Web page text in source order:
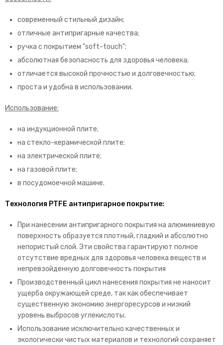
современный стильный дизайн;
отличные антипригарные качества;
ручка с покрытием "soft-touch";
абсолютная безопасность для здоровья человека;
отличается высокой прочностью и долговечностью;
проста и удобна в использовании.
Использование:
на индукционной плите;
на стекло-керамической плите;
на электрической плите;
на газовой плите;
в посудомоечной машине.
Технология PTFE антипригарное покрытие:
При нанесении антипригарного покрытия на алюминиевую
поверхность образуется плотный, гладкий и абсолютно
непористый слой. Эти свойства гарантируют полное
отсутствие вредных для здоровья человека веществ и
непревзойденную долговечность покрытия
Производственный цикл нанесения покрытия не наносит
ущерба окружающей среде, так как обеспечивает
существенную экономию энергоресурсов и низкий
уровень выбросов углекислоты.
Использование исключительно качественных и
экологически чистых материалов и технологий сохраняет